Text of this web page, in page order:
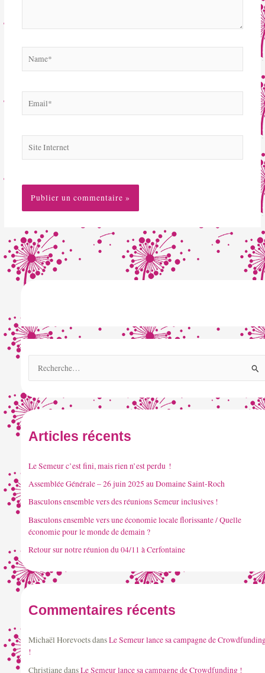
Email*
Site
c
h
r
r
Articles récents
Le Semeur c’est fini, mais rien n’est perdu !
Assemblée Générale – 26 juin 2025 au Domaine Saint-Roch
Basculons ensemble vers des réunions Semeur inclusives !
Basculons ensemble vers une économie locale florissante / Quelle
économie pour le monde de demain ?
Retour sur notre réunion du 04/11 à Cerfontaine
Commentaires récents
Michaël HorevoetsdansLe Semeur lance sa campagne de
!
ChristianedansLe Semeur lance sa campagne de Crowdfunding !